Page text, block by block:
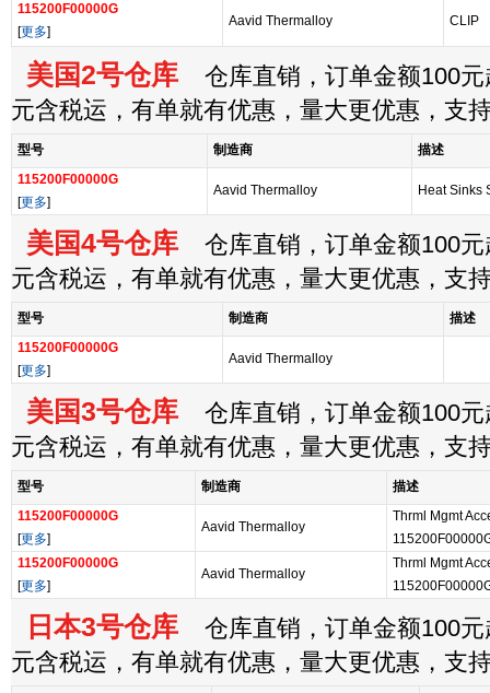
115200F00000G
[更多]
Aavid Thermalloy CLIP
美国2号仓库 仓库直销，订单金额100元
元含税运，有单就有优惠，量大更优惠，支
型号 制造商
描述
115200F00000G
[更多]
Aavid Thermalloy Heat Sinks
美国4号仓库 仓库直销，订单金额100元
元含税运，有单就有优惠，量大更优惠，支
型号 制造商
描述
115200F00000G
[更多]
Aavid Thermalloy
美国3号仓库 仓库直销，订单金额100元
元含税运，有单就有优惠，量大更优惠，支
型号 制造商
描述
115200F00000G
[更多]
Aavid Thermalloy
Thrml Mgmt
115200F00000G
[更多]
Aavid Thermalloy
Thrml Mgmt
日本3号仓库 仓库直销，订单金额100元
元含税运，有单就有优惠，量大更优惠，支